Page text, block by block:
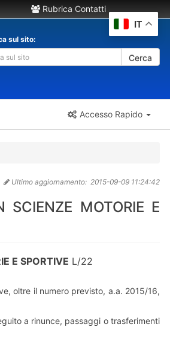
Rubrica Contatti
sul sito:
Cerca
Accesso Rapido
Ultimo aggiornamento: 2015-09-09 11:24:42
SCIENZE MOTORIE E
E SPORTIVE L/22
oltre il numero previsto, a.a. 2015/16,
a rinunce, passaggi o trasferimenti
IT